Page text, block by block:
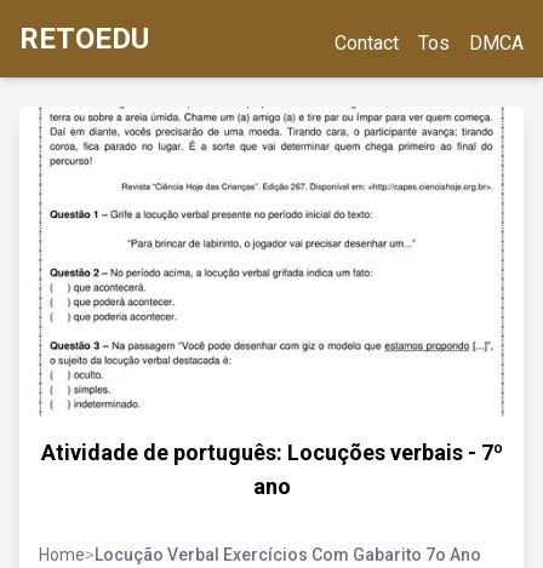
RETOEDU Contact Tos DMCA
Atividade de português: Locuções verbais - 7º
ano
Home>Locução Verbal Exercícios Com Gabarito 7o Ano